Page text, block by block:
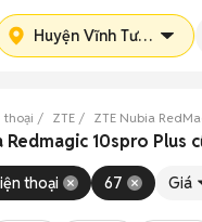
Huyện Vĩnh Tường
ZTE ZTE Nubia
10spro Plus
thoại 67 Giá